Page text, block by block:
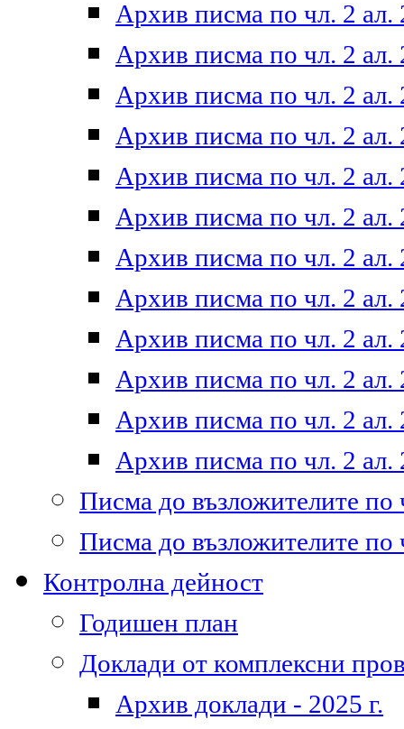
Архив писма по чл. 2 ал.
Архив писма по чл. 2 ал.
Архив писма по чл. 2 ал.
Архив писма по чл. 2 ал.
Архив писма по чл. 2 ал.
Архив писма по чл. 2 ал.
Архив писма по чл. 2 ал.
Архив писма по чл. 2 ал.
Архив писма по чл. 2 ал.
Архив писма по чл. 2 ал.
Архив писма по чл. 2 ал.
Архив писма по чл. 2 ал.
Писма до възложителите по
Писма до възложителите по
Контролна дейност
Годишен план
Доклади от комплексни
Архив доклади - 2025 г.